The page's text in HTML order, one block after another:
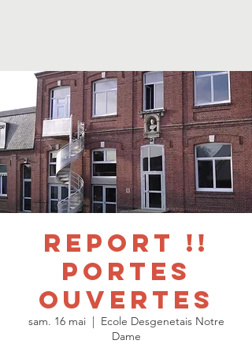
REPORT !!
Portes
ouvertes
sam. 16 mai
  |
Ecole Desgenetais Notre
Dame